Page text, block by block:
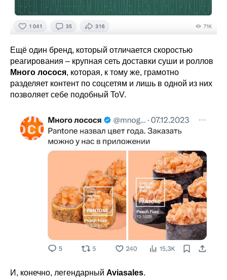
Ещё один бренд, который отличается скоростью
реагирования – крупная сеть доставки суши и роллов
Много лосося, которая, к тому же, грамотно
разделяет контент по соцсетям и лишь в одной из них
позволяет себе подобный ToV.
И, конечно, легендарный Aviasales.